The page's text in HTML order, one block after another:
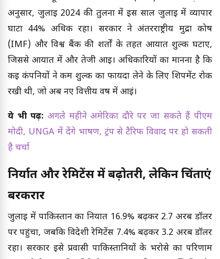
अनुसार, जुलाई 2024 की तुलना में इस साल जुलाई में व्यापार
घाटा 44% अधिक रहा। सरकार ने अंतरराष्ट्रीय मुद्रा कोष
(IMF) और विश्व बैंक की शर्तों के तहत आयात शुल्क घटाए,
जिससे आयात में और तेजी आई। अधिकारियों का मानना है कि
कई कंपनियों ने कम शुल्क का फायदा लेने के लिए शिपमेंट रोक
रखी थी, जो अब नए वित्तीय वर्ष में आईं।
ये भी पढ़ें: अगले महीने अमेरिका दौरे पर जा सकते हैं पीएम
मोदी, UNGA में देंगे भाषण, ट्रंप से टैरिफ विवाद पर हो सकती
है चर्चा
निर्यात और रेमिटेंस में बढ़ोतरी, लेकिन चिंताएं
बरकरार
जुलाई में पाकिस्तान का निर्यात 16.9% बढ़कर 2.7 अरब डॉलर
पर पहुंचा, जबकि विदेशी रेमिटेंस 7.4% बढ़कर 3.2 अरब डॉलर
रहा। सरकार इसे प्रवासी पाकिस्तानियों के भरोसे का परिणाम